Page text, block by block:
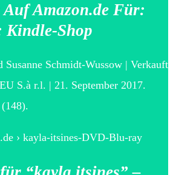
Auf Amazon.de Für:
Kindle-Shop
Schmidt-Wussow | Verkauft
S.à r.l. | 21. September 2017.
› kayla-itsines-DVD-Blu-ray